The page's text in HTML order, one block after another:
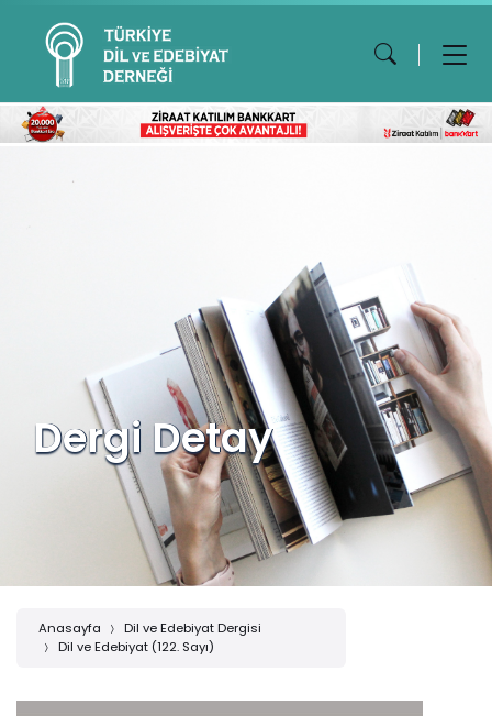
Dergi Detay
Anasayfa
Dil ve Edebiyat Dergisi
Dil ve Edebiyat (122. Sayı)